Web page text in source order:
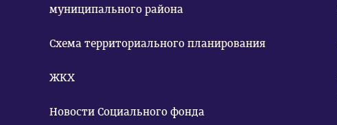
муниципального района
Схема территориального планирования
ЖКХ
Новости Социального фонда